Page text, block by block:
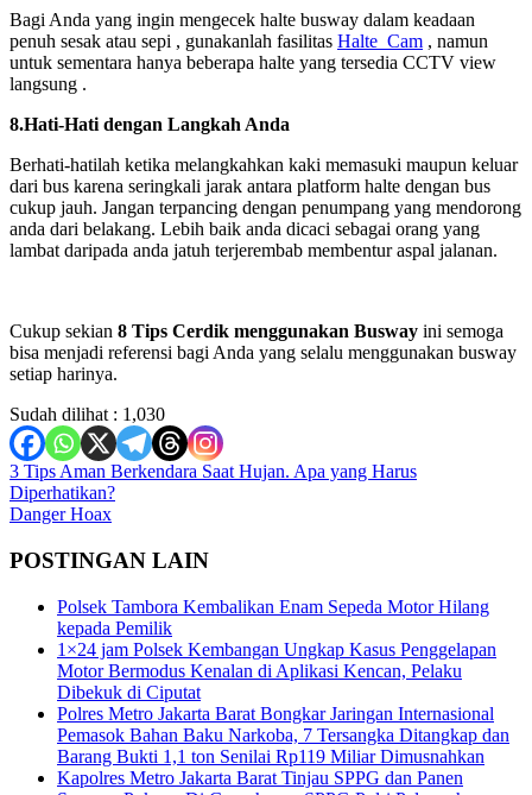
Bagi Anda yang ingin mengecek halte busway dalam keadaan
penuh sesak atau sepi , gunakanlah fasilitas Halte Cam , namun
untuk sementara hanya beberapa halte yang tersedia CCTV view
langsung .
8.Hati-Hati dengan Langkah Anda
Berhati-hatilah ketika melangkahkan kaki memasuki maupun keluar
dari bus karena seringkali jarak antara platform halte dengan bus
cukup jauh. Jangan terpancing dengan penumpang yang mendorong
anda dari belakang. Lebih baik anda dicaci sebagai orang yang
lambat daripada anda jatuh terjerembab membentur aspal jalanan.
Cukup sekian 8 Tips Cerdik menggunakan Busway ini semoga
bisa menjadi referensi bagi Anda yang selalu menggunakan busway
setiap harinya.
Sudah dilihat : 1,030
Navigasi
pos
3 Tips Aman Berkendara Saat Hujan. Apa yang Harus
Diperhatikan?
Danger Hoax
POSTINGAN LAIN
Polsek Tambora Kembalikan Enam Sepeda Motor Hilang
kepada Pemilik
1×24 jam Polsek Kembangan Ungkap Kasus Penggelapan
Motor Bermodus Kenalan di Aplikasi Kencan, Pelaku
Dibekuk di Ciputat
Polres Metro Jakarta Barat Bongkar Jaringan Internasional
Pemasok Bahan Baku Narkoba, 7 Tersangka Ditangkap dan
Barang Bukti 1,1 ton Senilai Rp119 Miliar Dimusnahkan
Kapolres Metro Jakarta Barat Tinjau SPPG dan Panen